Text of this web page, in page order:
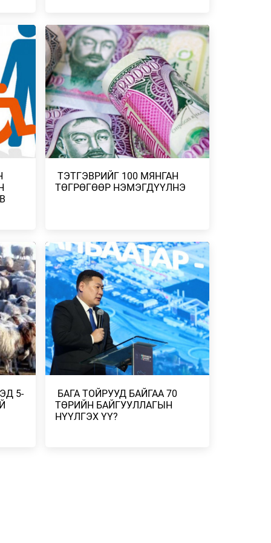
86
НИЙГЭМД ТАНИГДА…
2026/08/01
2026 ОНЫ НАЙМДУГААР САРЫН
ЗУРХАЙ – ХУМХЫНХАН АЖЛЫН ҮР
ДҮНГЭЭ НИЙТЭД ХА…
2026/08/01
2026 ОНЫ НАЙМДУГААР САРЫН
ЗУРХАЙ – НУМЫНХНЫ ХУВЬД ШИНЭ
ТҮВШИНД ГАРАХ Ү…
С.СОЁМБОТ, Ц.ЭРХЭМБИЛИГ НАР АЛТ,
ДЭЛХИЙН ЗАХ ЗЭЭЛД АГААРЫН
ХӨЛГИЙН ТҮЛШНИЙ ҮНЭ ӨССӨН
ХЭВЭЭР БАЙНА
2026/07/24
​ ТЭТГЭВРИЙГ 100 МЯНГАН
ТӨГРӨГӨӨР НЭМЭГДҮҮЛНЭ
5-
​ БАГА ТОЙРУУД БАЙГАА 70
ТӨРИЙН БАЙГУУЛЛАГЫН
НҮҮЛГЭХ ҮҮ?